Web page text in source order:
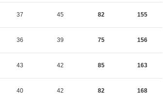
37 45 82 155
36 39 75 156
43 42 85 163
40 42 82 168